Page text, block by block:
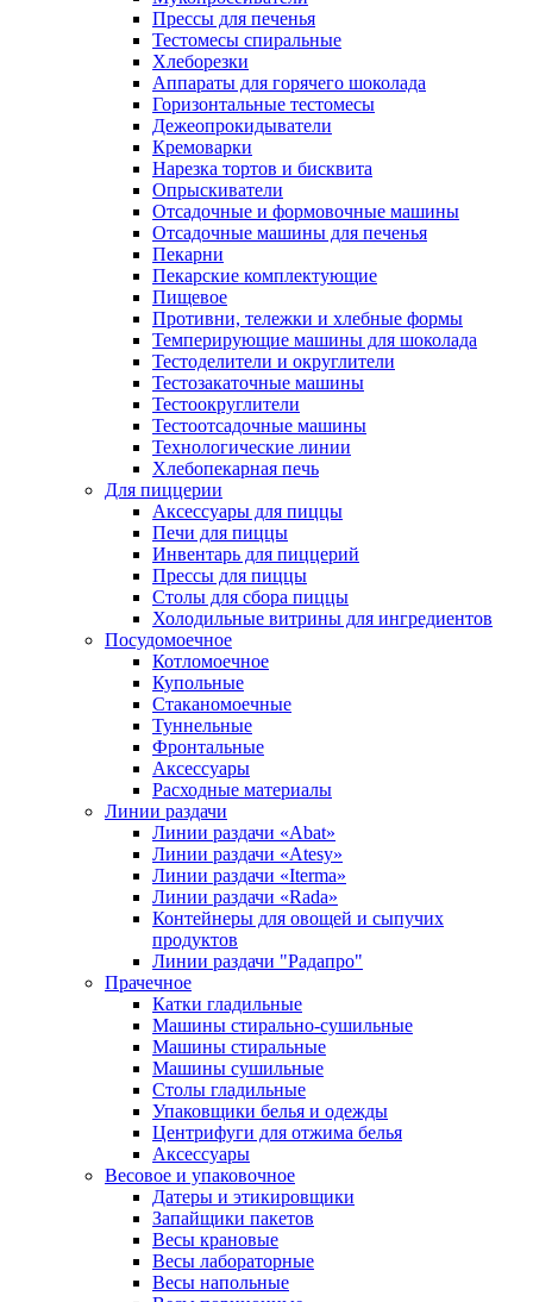
Прессы для печенья
Тестомесы спиральные
Хлеборезки
Аппараты для горячего шоколада
Горизонтальные тестомесы
Дежеопрокидыватели
Кремоварки
Нарезка тортов и бисквита
Опрыскиватели
Отсадочные и формовочные машины
Отсадочные машины для печенья
Пекарни
Пекарские комплектующие
Пищевое
Противни, тележки и хлебные формы
Темперирующие машины для шоколада
Тестоделители и округлители
Тестозакаточные машины
Тестоокруглители
Тестоотсадочные машины
Технологические линии
Хлебопекарная печь
Для пиццерии
Аксессуары для пиццы
Печи для пиццы
Инвентарь для пиццерий
Прессы для пиццы
Столы для сбора пиццы
Холодильные витрины для ингредиентов
Посудомоечное
Котломоечное
Купольные
Стаканомоечные
Туннельные
Фронтальные
Аксессуары
Расходные материалы
Линии раздачи
Линии раздачи «Abat»
Линии раздачи «Atesy»
Линии раздачи «Iterma»
Линии раздачи «Rada»
Контейнеры для овощей и сыпучих
продуктов
Линии раздачи "Радапро"
Прачечное
Катки гладильные
Машины стирально-сушильные
Машины стиральные
Машины сушильные
Столы гладильные
Упаковщики белья и одежды
Центрифуги для отжима белья
Аксессуары
Весовое и упаковочное
Датеры и этикировщики
Запайщики пакетов
Весы крановые
Весы лабораторные
Весы напольные